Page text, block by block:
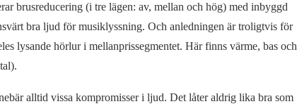
brusreducering (i tre lägen: av, mellan och hög) med inbyggd
bra ljud för musiklyssning. Och anledningen är troligtvis för
lysande hörlur i mellanprissegmentet. Här finns värme, bas och
alltid vissa kompromisser i ljud. Det låter aldrig lika bra som